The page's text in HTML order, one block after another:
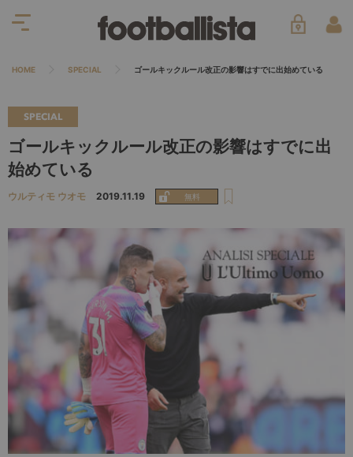
HOME SPECIAL ゴールキックルール改正の影響はすでに出始めている
SPECIAL
ゴールキックルール改正の影響はすでに出
始めている
ウルティモ ウオモ 2019.11.19